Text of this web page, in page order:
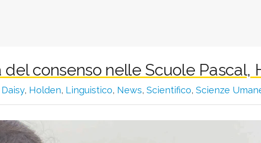
del consenso nelle Scuole Pascal,
Daisy, Holden, Linguistico, News, Scientifico, Scienze